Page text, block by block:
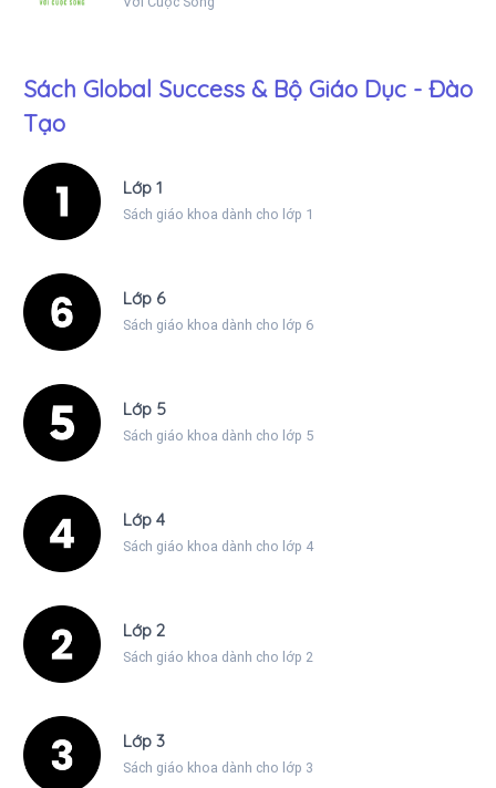
Sách Global Success & Bộ Giáo Dục - Đào
Tạo
Lớp 1
Sách giáo khoa dành cho lớp 1
Lớp 6
Sách giáo khoa dành cho lớp 6
Lớp 5
Sách giáo khoa dành cho lớp 5
Lớp 4
Sách giáo khoa dành cho lớp 4
Lớp 2
Sách giáo khoa dành cho lớp 2
Lớp 3
Sách giáo khoa dành cho lớp 3